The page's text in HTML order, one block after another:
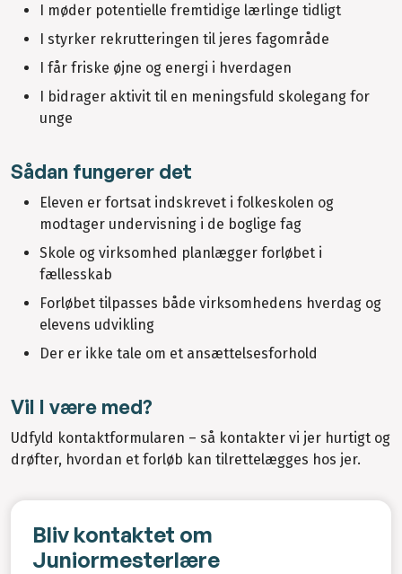
I møder potentielle fremtidige lærlinge tidligt
I styrker rekrutteringen til jeres fagområde
I får friske øjne og energi i hverdagen
I bidrager aktivit til en meningsfuld skolegang for
unge
Sådan fungerer det
Eleven er fortsat indskrevet i folkeskolen og
modtager undervisning i de boglige fag
Skole og virksomhed planlægger forløbet i
fællesskab
Forløbet tilpasses både virksomhedens hverdag og
elevens udvikling
Der er ikke tale om et ansættelsesforhold
Vil I være med?
Udfyld kontaktformularen – så kontakter vi jer hurtigt og
drøfter, hvordan et forløb kan tilrettelægges hos jer.
Bliv kontaktet om
Juniormesterlære